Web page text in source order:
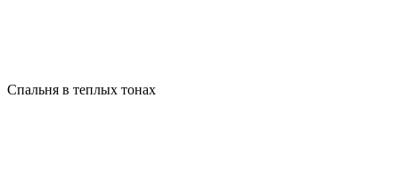
Спальня в теплых тонах